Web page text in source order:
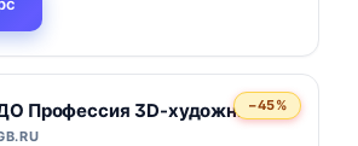
−45%
Профессия 3D-художник